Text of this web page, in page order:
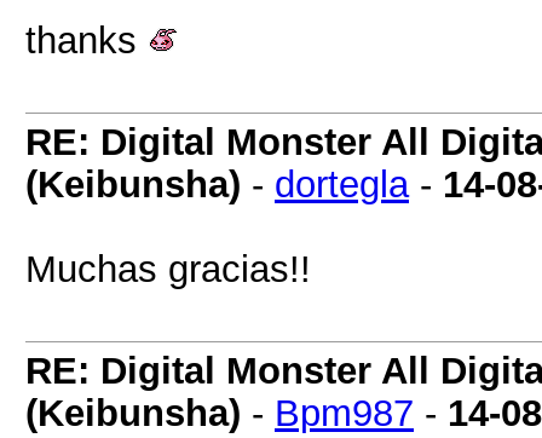
thanks
RE: Digital Monster All
(Keibunsha) - dortegla- 14-
Muchas gracias!!
RE: Digital Monster All
(Keibunsha) - Bpm987 - 14-